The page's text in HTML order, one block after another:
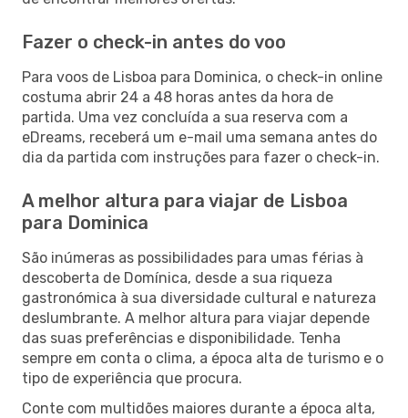
Fazer o check-in antes do voo
Para voos de Lisboa para Dominica, o check-in online
costuma abrir 24 a 48 horas antes da hora de
partida. Uma vez concluída a sua reserva com a
eDreams, receberá um e-mail uma semana antes do
dia da partida com instruções para fazer o check-in.
A melhor altura para viajar de Lisboa
para Dominica
São inúmeras as possibilidades para umas férias à
descoberta de Domínica, desde a sua riqueza
gastronómica à sua diversidade cultural e natureza
deslumbrante. A melhor altura para viajar depende
das suas preferências e disponibilidade. Tenha
sempre em conta o clima, a época alta de turismo e o
tipo de experiência que procura.
Conte com multidões maiores durante a época alta,